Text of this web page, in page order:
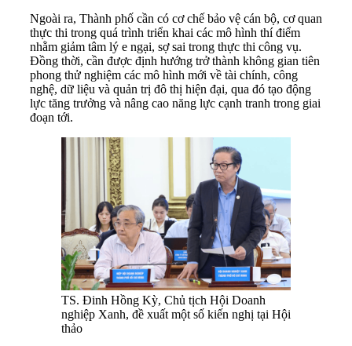
Ngoài ra, Thành phố cần có cơ chế bảo vệ cán bộ, cơ quan
thực thi trong quá trình triển khai các mô hình thí điểm
nhằm giảm tâm lý e ngại, sợ sai trong thực thi công vụ.
Đồng thời, cần được định hướng trở thành không gian tiên
phong thử nghiệm các mô hình mới về tài chính, công
nghệ, dữ liệu và quản trị đô thị hiện đại, qua đó tạo động
lực tăng trưởng và nâng cao năng lực cạnh tranh trong giai
đoạn tới.
TS. Đinh Hồng Kỳ, Chủ tịch Hội Doanh
nghiệp Xanh, đề xuất một số kiến nghị tại Hội
thảo